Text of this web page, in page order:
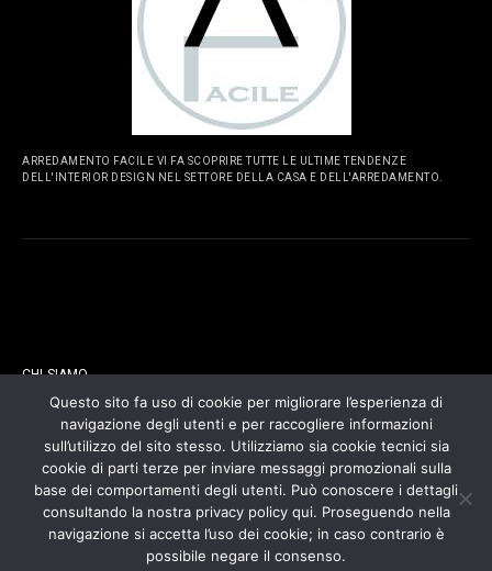
ARREDAMENTO FACILE VI FA SCOPRIRE TUTTE LE ULTIME TENDENZE
DELL'INTERIOR DESIGN NEL SETTORE DELLA CASA E DELL'ARREDAMENTO.
CHI SIAMO
CONTATTI
COOKIES POLICY
PRIVACY POLICY
Questo sito fa uso di cookie per migliorare l’esperienza di
navigazione degli utenti e per raccogliere informazioni
sull’utilizzo del sito stesso. Utilizziamo sia cookie tecnici sia
cookie di parti terze per inviare messaggi promozionali sulla
base dei comportamenti degli utenti. Può conoscere i dettagli
consultando la nostra privacy policy qui. Proseguendo nella
navigazione si accetta l’uso dei cookie; in caso contrario è
possibile negare il consenso.